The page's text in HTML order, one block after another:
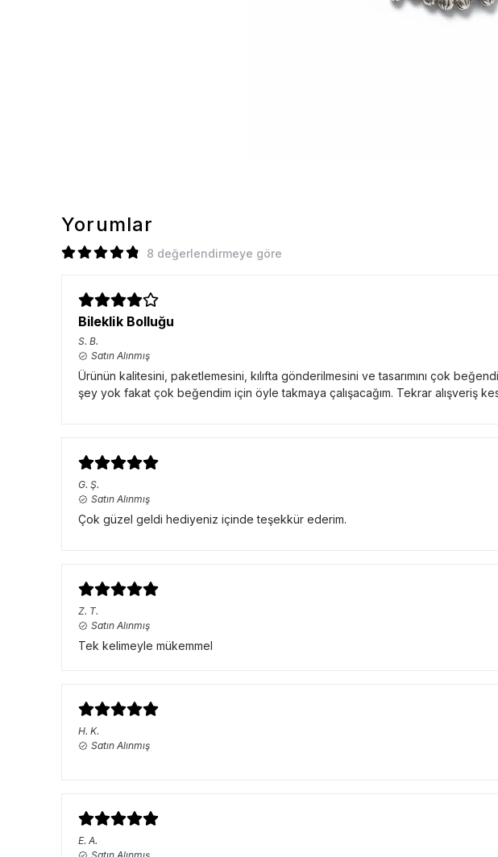
Yorumlar
8 değerlendirmeye göre
Bileklik Bolluğu
S. B.
Satın Alınmış
Ürünün kalitesini, paketlemesini, kılıfta gönderilmesini ve tasarımını çok
şey yok fakat çok beğendim için öyle takmaya çalışacağım. Tekrar alışveriş
G. Ş.
Satın Alınmış
Çok güzel geldi hediyeniz içinde teşekkür ederim.
Z. T.
Satın Alınmış
Tek kelimeyle mükemmel
H. K.
Satın Alınmış
E. A.